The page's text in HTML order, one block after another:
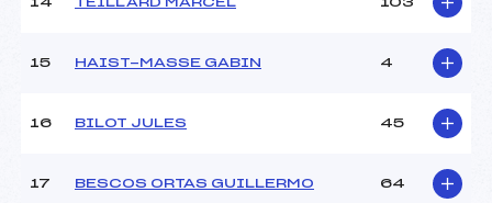
Température arrivée :
U12
14 TEILLARD MARCEL 103
15 HAIST-MASSE GABIN 4
16 BILOT JULES 45
17 BESCOS ORTAS GUILLERMO 64